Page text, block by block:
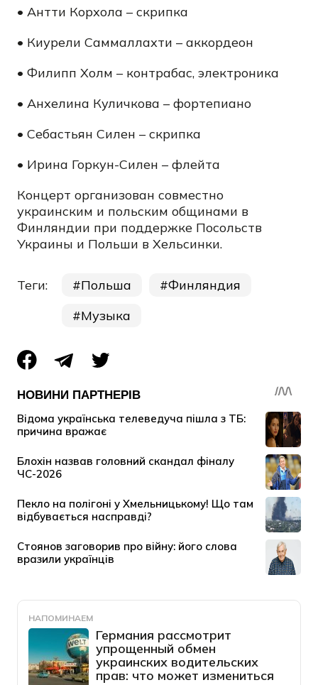
• Антти Корхола – скрипка
• Киурели Саммаллахти – аккордеон
• Филипп Холм – контрабас, электроника
• Анхелина Куличкова – фортепиано
• Себастьян Силен – скрипка
• Ирина Горкун-Силен – флейта
Концерт организован совместно
украинским и польским общинами в
Финляндии при поддержке Посольств
Украины и Польши в Хельсинки.
Теги: Польша
Финляндия
Музыка
НАПОМИНАЕМ
Германия рассмотрит
упрощенный обмен
украинских водительских
прав: что может измениться